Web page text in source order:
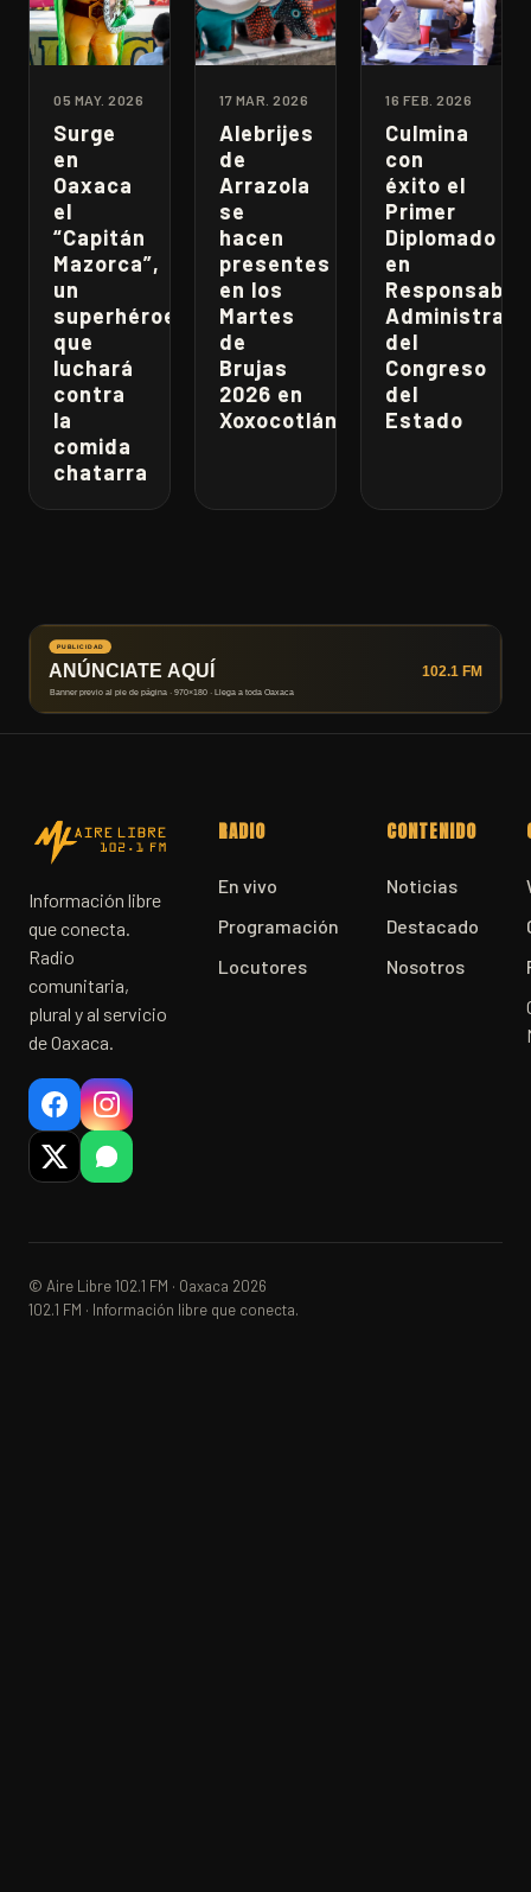
05 MAY. 2026
Surge
en
Oaxaca
el
“Capitán
Mazorca”,
un
superhéroe
que
luchará
contra
la
comida
chatarra
17 MAR. 2026
Alebrijes
de
Arrazola
se
hacen
presentes
en los
Martes
de
Brujas
2026 en
Xoxocotlán
16 FEB. 2026
Culmina
con
éxito el
Primer
Diplomado
en
del
Congreso
del
Estado
Información libre
que conecta.
Radio
comunitaria,
plural y al servicio
de Oaxaca.
RADIO
En vivo
Programación
Locutores
CONTENIDO
Noticias
Destacado
Nosotros
© Aire Libre 102.1 FM · Oaxaca 2026
102.1 FM · Información libre que conecta.